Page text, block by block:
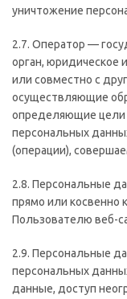
уничтожение
2.7. Оператор —
орган, юридическое
или совместно с
осуществляющие
определяющие цели
персональных
(операции),
2.8. Персональные
прямо или косвенно
Пользователю веб-
2.9. Персональные
персональных
данные, доступ